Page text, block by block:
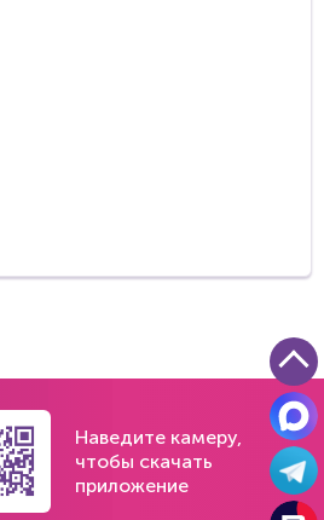
Наведите камеру,
чтобы скачать
приложение